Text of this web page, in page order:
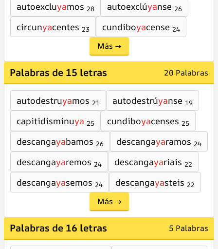
autoexcluyamos 28 autoexclúyanse 26
circunyacentes 23 cundiboyacense 24
Más →
Palabras de 15 letras 20 Palabras
autodestruyamos 21 autodestrúyanse 19
capitidisminuya 25 cundiboyacenses 25
descangayabamos 26 descangayaramos 24
descangayaremos 24 descangayariais 22
descangayasemos 24 descangayasteis 22
Más →
Palabras de 16 letras 5 Palabras